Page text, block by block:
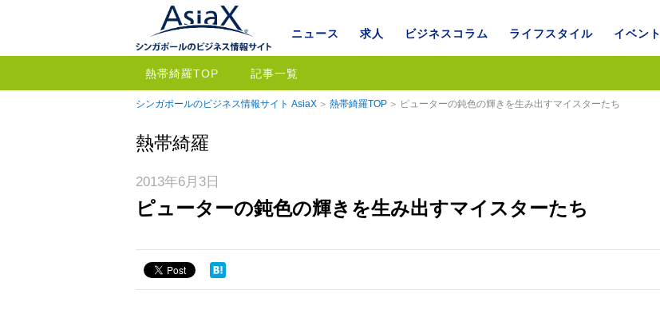
ニュース 求人 ビジネスコラム ライフスタイル イベント
熱帯綺羅TOP 記事一覧
シンガポールのビジネス情報サイト AsiaX 熱帯綺羅TOP ピューターの鈍色の輝きを生み出すマイスターたち
熱帯綺羅
2013年6月3日
ピューターの鈍色の輝きを生み出すマイスターたち